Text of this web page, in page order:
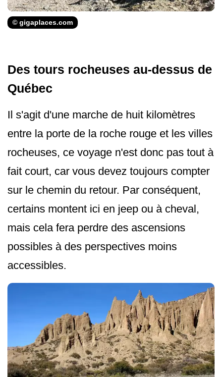
© gigaplaces.com
Des tours rocheuses au-dessus de
Québec
Il s'agit d'une marche de huit kilomètres
entre la porte de la roche rouge et les villes
rocheuses, ce voyage n'est donc pas tout à
fait court, car vous devez toujours compter
sur le chemin du retour. Par conséquent,
certains montent ici en jeep ou à cheval,
mais cela fera perdre des ascensions
possibles à des perspectives moins
accessibles.